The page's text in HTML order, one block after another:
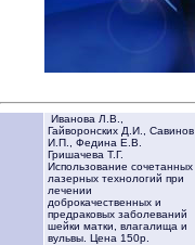
Иванова Л.В.,
Гайворонских Д.И., Савинов
И.П., Федина Е.В.
Гришачева Т.Г.
Использование сочетанных
лазерных технологий при
лечении
доброкачественных и
предраковых заболеваний
шейки матки, влагалища и
вульвы. Цена 150р.